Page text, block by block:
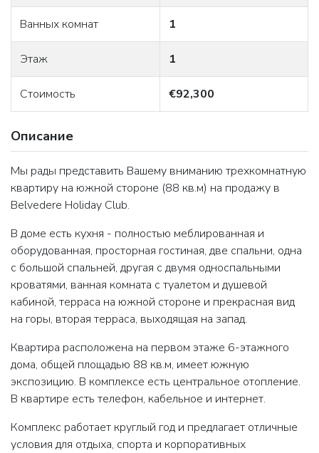
Ванных комнат 1
Этаж 1
Стоимость €92,300
Описание
Мы рады представить Вашему вниманию трехкомнатную
квартиру на южной стороне (88 кв.м) на продажу в
Belvedere Holiday Club.
В доме есть кухня - полностью меблированная и
оборудованная, просторная гостиная, две спальни, одна
с большой спальней, другая с двумя односпальными
кроватями, ванная комната с туалетом и душевой
кабиной, терраса на южной стороне и прекрасная вид
на горы, вторая терраса, выходящая на запад.
Квартира расположена на первом этаже 6-этажного
дома, общей площадью 88 кв.м, имеет южную
экспозицию. В комплексе есть центральное отопление.
В квартире есть телефон, кабельное и интернет.
Комплекс работает круглый год и предлагает отличные
условия для отдыха, спорта и корпоративных